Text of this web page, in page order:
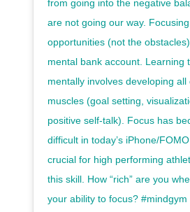
from going into the negative
are not going our way.
opportunities (not the
mental bank account. Learning
mentally involves developing
muscles (goal setting,
positive self-talk). Focus has
difficult in today’s iPhone/
crucial for high performing
this skill. How “rich” are you
your ability to focus? #mindgym